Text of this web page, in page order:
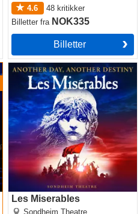
4.6 48 kritikker
Billetterfra NOK335
Billetter
Les Miserables
Sondheim Theatre
Les Miserables